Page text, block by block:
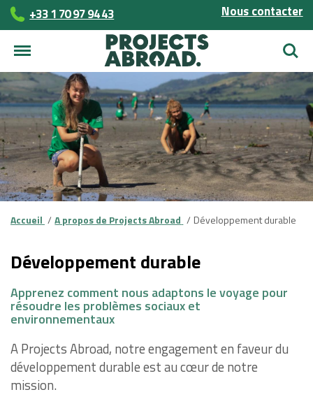
+33 1 70 97 94 43 Nous contacter
Accueil A propos de Projects Abroad Développement durable
Développement durable
Apprenez comment nous adaptons le voyage pour
résoudre les problèmes sociaux et
environnementaux
A Projects Abroad, notre engagement en faveur du
développement durable est au cœur de notre
mission.